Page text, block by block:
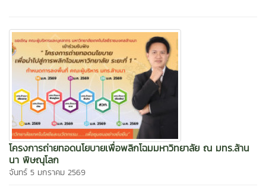
โครงการถ่ายทอดนโยบายเพื่อพลิกโฉมมหาวิทยาลัย ณ มทร.ล้าน
นา พิษณุโลก
จันทร์ 5 มกราคม 2569